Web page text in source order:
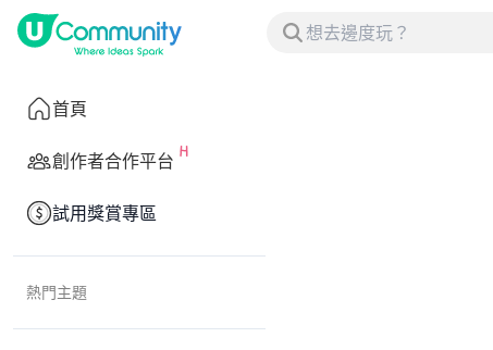
首頁
創作者合作平台
試用獎賞專區
熱門主題